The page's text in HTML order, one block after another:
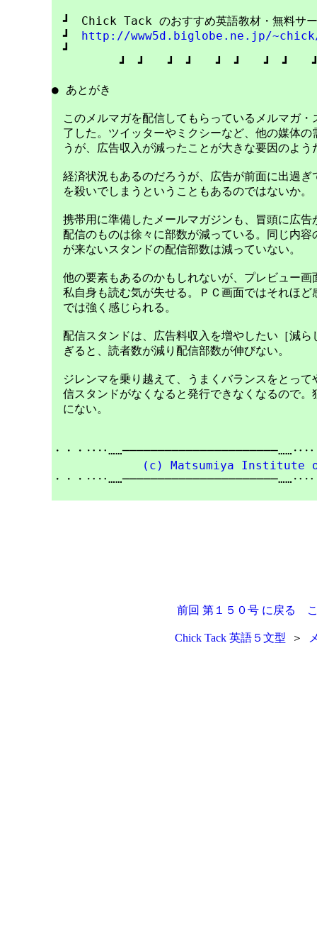
┛　Chick Tack のおすすめ英語教材・無料サー
┛ http://www5d.biglobe.ne.jp/~chick/
┛　　　　　　　　　　　　　　　　　　　　　
┛　┛　　┛　┛　　┛　┛　　┛　┛　　┛
● あとがき
このメルマガを配信してもらっているメルマガ・
了した。ツイッターやミクシーなど、他の媒体の
うが、広告収入が減ったことが大きな要因のよう
経済状況もあるのだろうが、広告が前面に出過
を殺いでしまうということもあるのではないか。
携帯用に準備したメールマガジンも、冒頭に広告
配信のものは徐々に部数が減っている。同じ内容
が来ないスタンドの配信部数は減っていない。
他の要素もあるのかもしれないが、プレビュー画
私自身も読む気が失せる。ＰＣ画面ではそれほど
では強く感じられる。
配信スタンドは、広告料収入を増やしたい［減ら
ぎると、読者数が減り配信部数が伸びない。
ジレンマを乗り越えて、うまくバランスをとって
信スタンドがなくなると発行できなくなるので。
にない。
・・・‥‥……──────────────────────……‥‥
(c) Matsumiya Institute
・・・‥‥……──────────────────────……‥‥
前回 第１５０号 に戻る
Chick Tack 英語５文型 ＞